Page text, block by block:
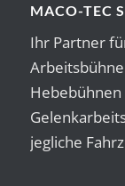
MACO-TEC
Ihr Partner
jegliche